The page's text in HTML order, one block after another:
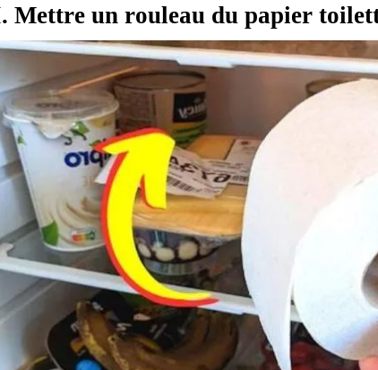
Mettre un rouleau du papier